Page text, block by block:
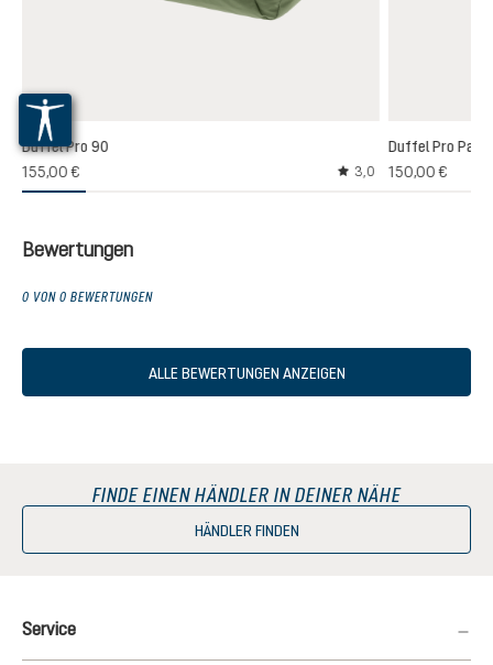
Duffel Pro 90
155,00 €
Durchschnittliche
3,0
Duffel Pro Pack
150,00 €
Bewertungen
0 VON 0 BEWERTUNGEN
ALLE BEWERTUNGEN ANZEIGEN
FINDE EINEN HÄNDLER IN DEINER NÄHE
HÄNDLER FINDEN
Service